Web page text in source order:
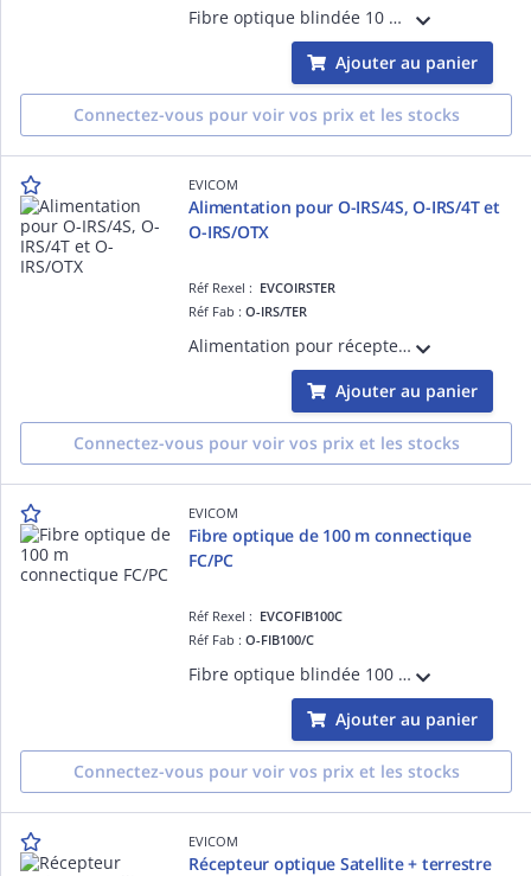
Fibre optique blindée 10 mètres Pour utilisation en intérieur Pré-connectorisée FC/PC
Ajouter au panier
Connectez-vous pour voir vos prix et les stocks
EVICOM
Alimentation pour O-IRS/4S, O-IRS/4T et
O-IRS/OTX
Réf Rexel : EVCOIRSTER
Réf Fab :O-IRS/TER
Alimentation pour récepteurs optique O IRS/4S, O-IRS/4T et O-IRS/OTX Tension : 20 Vcc Intensité : 1.2 A
Ajouter au panier
Connectez-vous pour voir vos prix et les stocks
EVICOM
Fibre optique de 100 m connectique
FC/PC
Réf Rexel : EVCOFIB100C
Réf Fab :O-FIB100/C
Fibre optique blindée 100 mètres Pour utilisation en intérieur Pré-connectorisée FC/PC
Ajouter au panier
Connectez-vous pour voir vos prix et les stocks
EVICOM
Récepteur optique Satellite + terrestre